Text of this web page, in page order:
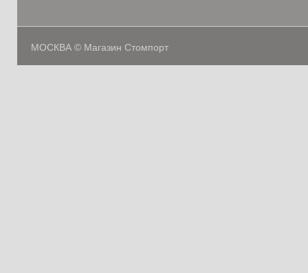
МОСКВА © Магазин Стомпорт